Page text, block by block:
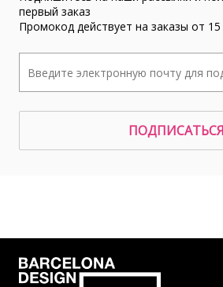
первый заказ
Промокод действует на заказы от 15
ПОДПИСАТЬСЯ